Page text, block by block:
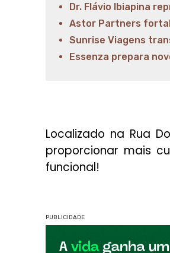
Dr. Flávio Ibiapina
Astor Partners
Sunrise Viagens
Essenza prepara
Localizado na Rua
proporcionar mais
funcional!
PUBLICIDADE